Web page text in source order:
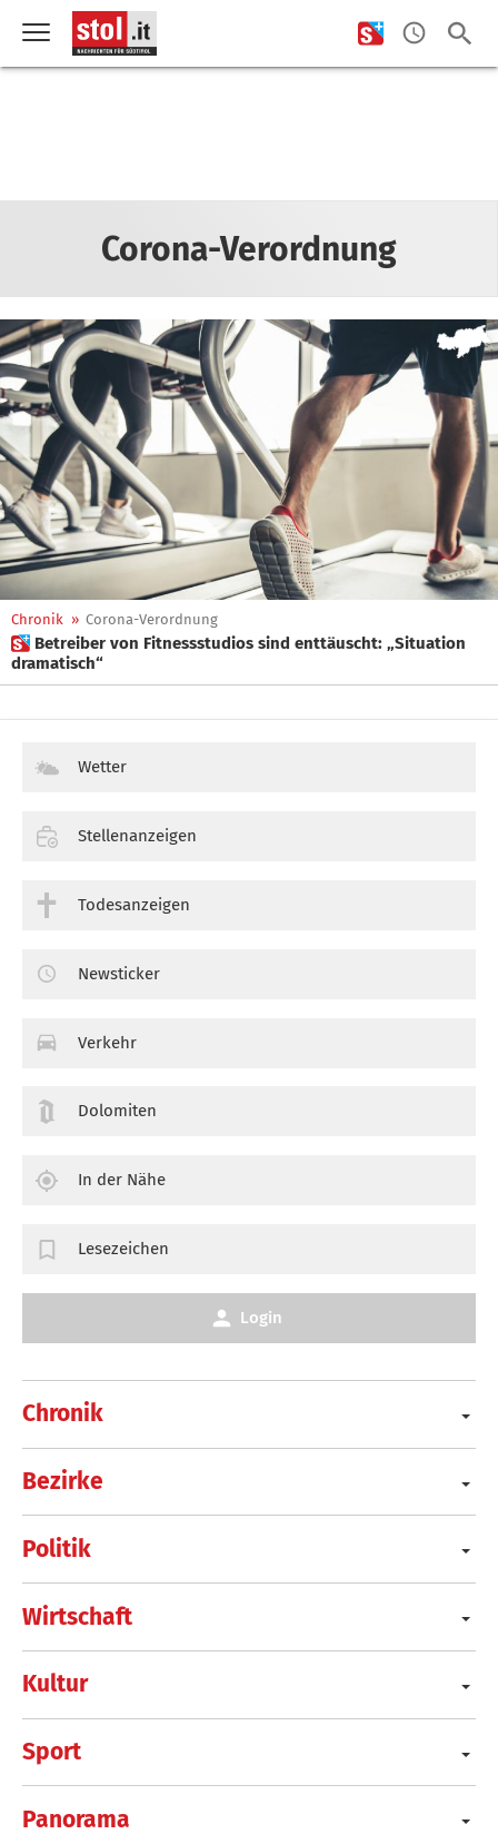
Corona-Verordnung
Chronik » Corona-Verordnung
 Betreiber von Fitnessstudios sind enttäuscht: „Situation
dramatisch“
Chronik
Bezirke
Politik
Wirtschaft
Kultur
Sport
Panorama
Wetter
Stellenanzeigen
Todesanzeigen
Newsticker
Verkehr
Dolomiten
In der Nähe
Lesezeichen
Login